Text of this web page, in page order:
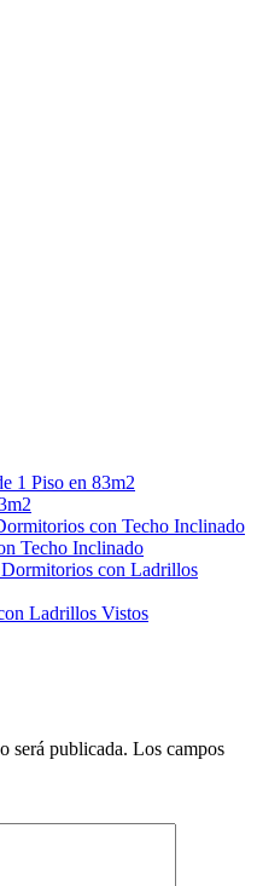
Techo Inclinado
Ladrillos Vistos
será publicada. Los campos